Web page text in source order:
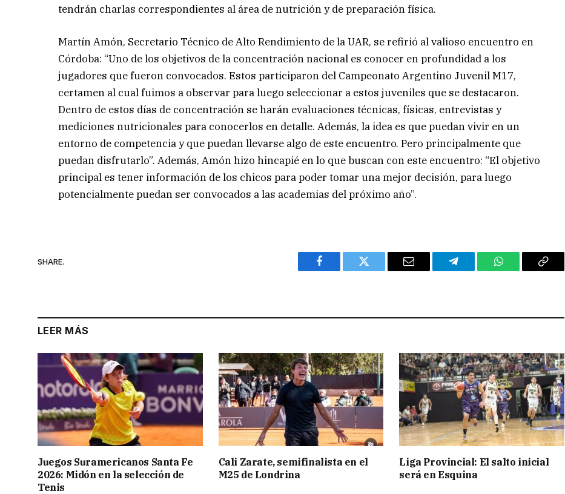
tendrán charlas correspondientes al área de nutrición y de preparación física.
Martín Amón, Secretario Técnico de Alto Rendimiento de la UAR, se refirió al valioso encuentro en
Córdoba: “Uno de los objetivos de la concentración nacional es conocer en profundidad a los
jugadores que fueron convocados. Estos participaron del Campeonato Argentino Juvenil M17,
certamen al cual fuimos a observar para luego seleccionar a estos juveniles que se destacaron.
Dentro de estos días de concentración se harán evaluaciones técnicas, físicas, entrevistas y
mediciones nutricionales para conocerlos en detalle. Además, la idea es que puedan vivir en un
entorno de competencia y que puedan llevarse algo de este encuentro. Pero principalmente que
puedan disfrutarlo”. Además, Amón hizo hincapié en lo que buscan con este encuentro: “El objetivo
principal es tener información de los chicos para poder tomar una mejor decisión, para luego
potencialmente puedan ser convocados a las academias del próximo año”.
SHARE.
Facebook Twitter Email Telegram WhatsAppCopy
LEER MÁS
Juegos Suramericanos Santa Fe
2026: Midón en la selección de
Tenis
Cali Zarate, semifinalista en el
M25 de Londrina
Liga Provincial: El salto inicial
será en Esquina